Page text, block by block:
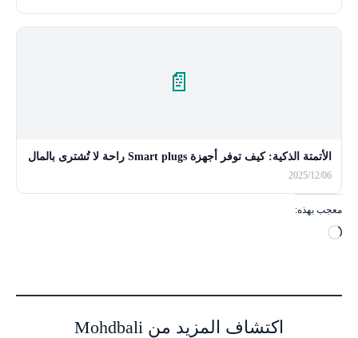
📄
الأتمتة الذكية: كيف توفر أجهزة Smart plugs راحة لا تُشترى بالمال
2025/12/06
معجب بهذه:
ج
اكتشاف المزيد من Mohdbali